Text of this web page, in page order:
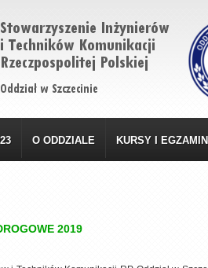
O ODDZIALE KURSY I
2019